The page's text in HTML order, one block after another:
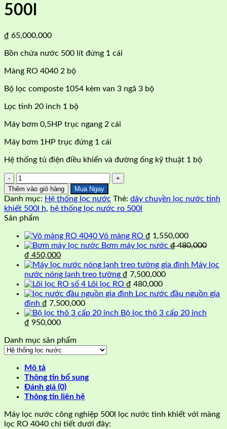
500l
₫ 65,000,000
Bồn chứa nước 500 lít đứng 1 cái
Màng RO 4040 2 bộ
Bộ lọc composte 1054 kèm van 3 ngã 3 bộ
Lọc tinh 20 inch 1 bộ
Máy bơm 0,5HP trục ngang 2 cái
Máy bơm 1HP trục đứng 1 cái
Hệ thống tủ điện điều khiển và đường ống kỹ thuật 1 bộ
Máy
lọc
nước
công
nghiệp
số
lượng
Thêm vào giỏ hàng Mua Ngay
Danh mục: Hệ thống lọc nước Thẻ: dây chuyền lọc nước tinh
khiết 500l h, hệ thống lọc nước ro 500l
Sản phẩm
Vỏ màng RO ₫ 1,550,000
Bơm máy lọc nước ₫480,000
Giá
gốc
là:
₫ 480,000.
₫ 450,000Giá
hiện
tại
là:
₫ 450,000.
Máy lọc
nước nóng lạnh treo tường ₫ 7,500,000
Lõi lọc RO ₫ 480,000
Lọc nước đầu nguồn gia
đình ₫ 7,500,000
Bộ lọc thô 3 cấp 20 inch
₫ 950,000
Danh mục sản phẩm
Mô tả
Thông tin bổ sung
Đánh giá (0)
Thông tin liên hệ
Máy lọc nước công nghiệp 500l lọc nước tinh khiết với màng
lọc RO 4040 chi tiết dưới đây: